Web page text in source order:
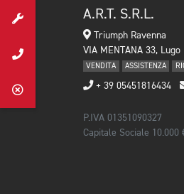
A.R.T. S.R.L.
Triumph Ravenna
VIA MENTANA 33, Lugo
VENDITA ASSISTENZA
+ 39 05451816434
P.IVA 01351090327
Capitale Sociale 10.000